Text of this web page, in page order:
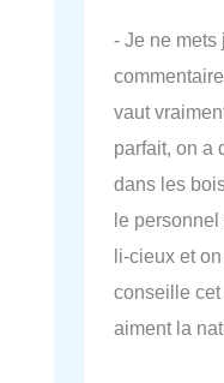
- Je ne mets
vaut
parfait, on a
dans les
le
li-cieux et
conseille
aiment la